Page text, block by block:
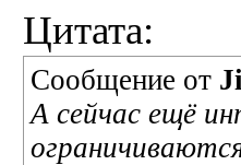
Цитата:
Сообщение от
А сейчас ещё